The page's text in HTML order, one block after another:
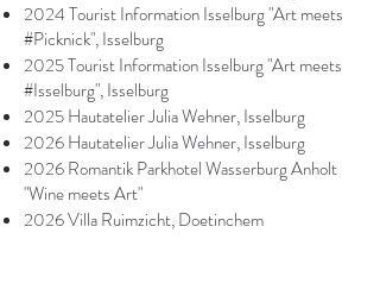
2024 Tourist Information Isselburg "Art meets
#Picknick", Isselburg
2025 Tourist Information Isselburg "Art meets
#Isselburg", Isselburg
2025 Hautatelier Julia Wehner, Isselburg
2026 Hautatelier Julia Wehner, Isselburg
2026 Romantik Parkhotel Wasserburg Anholt
"Wine meets Art"
2026 Villa Ruimzicht, Doetinchem